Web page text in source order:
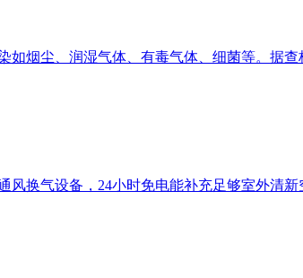
烟尘、润湿气体、有毒气体、细菌等。据查
换气设备，24小时免电能补充足够室外清